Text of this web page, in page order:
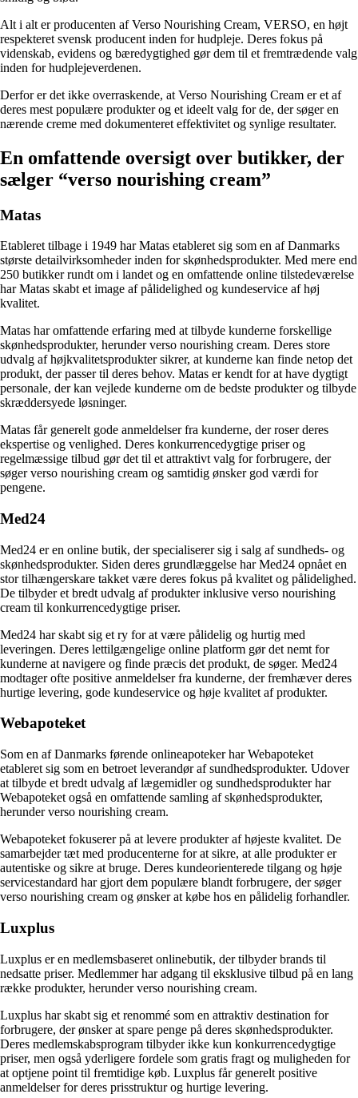
Alt i alt er producenten af Verso Nourishing Cream, VERSO, en højt
respekteret svensk producent inden for hudpleje. Deres fokus på
videnskab, evidens og bæredygtighed gør dem til et fremtrædende valg
inden for hudplejeverdenen.
Derfor er det ikke overraskende, at Verso Nourishing Cream er et af
deres mest populære produkter og et ideelt valg for de, der søger en
nærende creme med dokumenteret effektivitet og synlige resultater.
En omfattende oversigt over butikker, der
sælger “verso nourishing cream”
Matas
Etableret tilbage i 1949 har Matas etableret sig som en af Danmarks
største detailvirksomheder inden for skønhedsprodukter. Med mere end
250 butikker rundt om i landet og en omfattende online tilstedeværelse
har Matas skabt et image af pålidelighed og kundeservice af høj
kvalitet.
Matas har omfattende erfaring med at tilbyde kunderne forskellige
skønhedsprodukter, herunder verso nourishing cream. Deres store
udvalg af højkvalitetsprodukter sikrer, at kunderne kan finde netop det
produkt, der passer til deres behov. Matas er kendt for at have dygtigt
personale, der kan vejlede kunderne om de bedste produkter og tilbyde
skræddersyede løsninger.
Matas får generelt gode anmeldelser fra kunderne, der roser deres
ekspertise og venlighed. Deres konkurrencedygtige priser og
regelmæssige tilbud gør det til et attraktivt valg for forbrugere, der
søger verso nourishing cream og samtidig ønsker god værdi for
pengene.
Med24
Med24 er en online butik, der specialiserer sig i salg af sundheds- og
skønhedsprodukter. Siden deres grundlæggelse har Med24 opnået en
stor tilhængerskare takket være deres fokus på kvalitet og pålidelighed.
De tilbyder et bredt udvalg af produkter inklusive verso nourishing
cream til konkurrencedygtige priser.
Med24 har skabt sig et ry for at være pålidelig og hurtig med
leveringen. Deres lettilgængelige online platform gør det nemt for
kunderne at navigere og finde præcis det produkt, de søger. Med24
modtager ofte positive anmeldelser fra kunderne, der fremhæver deres
hurtige levering, gode kundeservice og høje kvalitet af produkter.
Webapoteket
Som en af Danmarks førende onlineapoteker har Webapoteket
etableret sig som en betroet leverandør af sundhedsprodukter. Udover
at tilbyde et bredt udvalg af lægemidler og sundhedsprodukter har
Webapoteket også en omfattende samling af skønhedsprodukter,
herunder verso nourishing cream.
Webapoteket fokuserer på at levere produkter af højeste kvalitet. De
samarbejder tæt med producenterne for at sikre, at alle produkter er
autentiske og sikre at bruge. Deres kundeorienterede tilgang og høje
servicestandard har gjort dem populære blandt forbrugere, der søger
verso nourishing cream og ønsker at købe hos en pålidelig forhandler.
Luxplus
Luxplus er en medlemsbaseret onlinebutik, der tilbyder brands til
nedsatte priser. Medlemmer har adgang til eksklusive tilbud på en lang
række produkter, herunder verso nourishing cream.
Luxplus har skabt sig et renommé som en attraktiv destination for
forbrugere, der ønsker at spare penge på deres skønhedsprodukter.
Deres medlemskabsprogram tilbyder ikke kun konkurrencedygtige
priser, men også yderligere fordele som gratis fragt og muligheden for
at optjene point til fremtidige køb. Luxplus får generelt positive
anmeldelser for deres prisstruktur og hurtige levering.